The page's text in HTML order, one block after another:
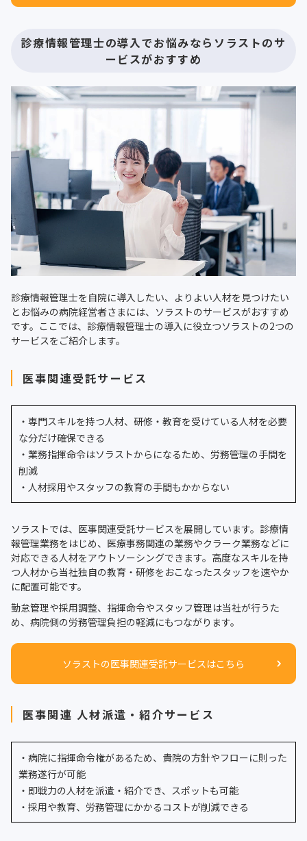
診療情報管理士の導入でお悩みならソラストのサ
ービスがおすすめ
診療情報管理士を自院に導入したい、よりよい人材を見つけたい
とお悩みの病院経営者さまには、ソラストのサービスがおすすめ
です。ここでは、診療情報管理士の導入に役立つソラストの2つの
サービスをご紹介します。
医事関連受託サービス
・専門スキルを持つ人材、研修・教育を受けている人材を必要
な分だけ確保できる
・業務指揮命令はソラストからになるため、労務管理の手間を
削減
・人材採用やスタッフの教育の手間もかからない
ソラストでは、医事関連受託サービスを展開しています。診療情
報管理業務をはじめ、医療事務関連の業務やクラーク業務などに
対応できる人材をアウトソーシングできます。高度なスキルを持
つ人材から当社独自の教育・研修をおこなったスタッフを速やか
に配置可能です。
勤怠管理や採用調整、指揮命令やスタッフ管理は当社が行うた
め、病院側の労務管理負担の軽減にもつながります。
ソラストの医事関連受託サービスはこちら
医事関連 人材派遣・紹介サービス
・病院に指揮命令権があるため、貴院の方針やフローに則った
業務遂行が可能
・即戦力の人材を派遣・紹介でき、スポットも可能
・採用や教育、労務管理にかかるコストが削減できる